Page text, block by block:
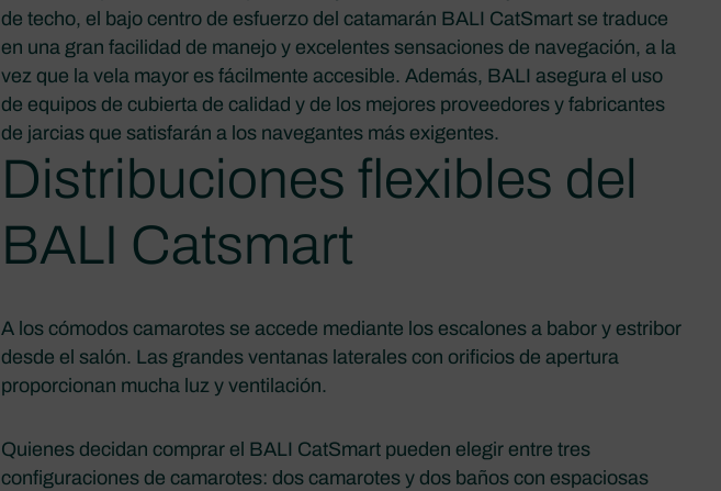
de techo, el bajo centro de esfuerzo del catamarán BALI CatSmart se traduce
en una gran facilidad de manejo y excelentes sensaciones de navegación, a la
vez que la vela mayor es fácilmente accesible. Además, BALI asegura el uso
de equipos de cubierta de calidad y de los mejores proveedores y fabricantes
de jarcias que satisfarán a los navegantes más exigentes.
Distribuciones flexibles del
BALI Catsmart
A los cómodos camarotes se accede mediante los escalones a babor y estribor
desde el salón. Las grandes ventanas laterales con orificios de apertura
proporcionan mucha luz y ventilación.
Quienes decidan comprar el BALI CatSmart pueden elegir entre tres
configuraciones de camarotes: dos camarotes y dos baños con espaciosas